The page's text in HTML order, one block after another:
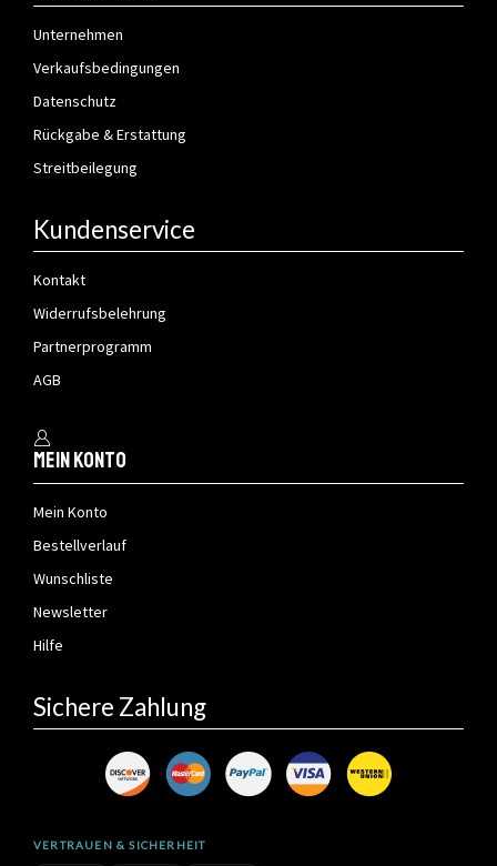
Unternehmen
Verkaufsbedingungen
Datenschutz
Rückgabe & Erstattung
Streitbeilegung
Kundenservice
Kontakt
Widerrufsbelehrung
Partnerprogramm
AGB
Mein Konto
Mein Konto
Bestellverlauf
Wunschliste
Newsletter
Hilfe
Sichere Zahlung
VERTRAUEN & SICHERHEIT